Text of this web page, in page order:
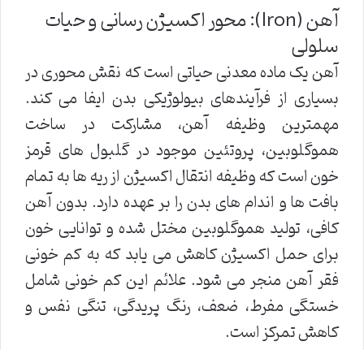
آهن (Iron): محور اکسیژن رسانی و حیات
سلولی
آهن یک ماده معدنی حیاتی است که نقش محوری در
بسیاری از فرآیندهای بیولوژیکی بدن ایفا می کند.
مهمترین وظیفه آهن، مشارکت در ساخت
هموگلوبین، پروتئین موجود در گلبول های قرمز
خون است که وظیفه انتقال اکسیژن از ریه ها به تمام
بافت ها و اندام های بدن را بر عهده دارد. بدون آهن
کافی، تولید هموگلوبین مختل شده و توانایی خون
برای حمل اکسیژن کاهش می یابد که به کم خونی
فقر آهن منجر می شود. علائم این کم خونی شامل
خستگی مفرط، ضعف، رنگ پریدگی، تنگی نفس و
کاهش تمرکز است.